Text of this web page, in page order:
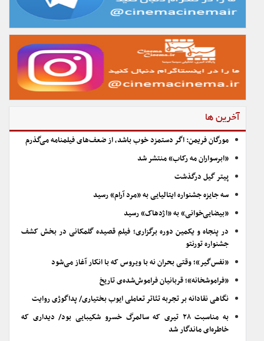
آخرین ها
مورگان فریمن: اگر دستمزد خوب باشد، از ضعف‌های فیلمنامه می‌گذرم
«ابرسواران مه رکاب» منتشر شد
پیتر گیل درگذشت
سه جایزه جشنواره ایتالیایی به «مرد آرام» رسید
«بیضایی‌خوانی» به «اژدهاک» رسید
در پنجاه و یکمین دوره برگزاری؛ فیلم قصیده گلمکانی در بخش کشف
جشنواره تورنتو
«نفس‌گیر»؛ وقتی بحران نه با ویروس که با انکار آغاز می‌شود
«فراموشخانه»؛ قربانیان فراموش‌شده‌ی تاریخ
نگاهی نقادانه بر تجربه تئاتر تعاملی ایوب بختیاری/ پداگوژی روایت
به مناسبت ۲۸ تیری که سالمرگ خسرو شکیبایی بود/ دیداری که
خاطره‌ای ماندگار شد